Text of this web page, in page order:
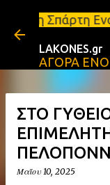
Ενοικιάσεις
LAKONES.gr
ΑΓΟΡΑ
ΣΤΟ
Μαΐου 10, 2025